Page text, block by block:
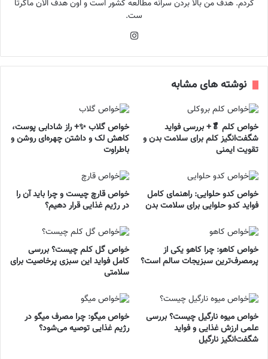
کردم. هدف من بالا بردن سرانه مطالعه کشور است و اون هدف الان ماگرتا
ست.
نوشته های مشابه
خواص کلم 🥬+ بررسی فواید
شگفت‌انگیز کلم برای سلامت بدن و
تقویت ایمنی
خواص گلاب ✨+ راز شادابی پوست،
کاهش لک و داشتن چهره‌ای روشن و
باطراوت
خواص کدو حلوایی: راهنمای کامل
فواید کدو حلوایی برای سلامت بدن
خواص قارچ چیست و چرا باید آن را
در رژیم غذایی قرار دهیم؟
خواص کاهو: چرا کاهو یکی از
پرمصرف‌ترین سبزیجات سالم است؟
خواص گل کلم چیست؟ بررسی
کامل فواید این سبزی پرخاصیت برای
سلامتی
خواص میوه نارگیل چیست؟ بررسی
علمی ارزش غذایی و فواید
شگفت‌انگیز نارگیل
خواص میگو: چرا مصرف میگو در
رژیم غذایی توصیه می‌شود؟